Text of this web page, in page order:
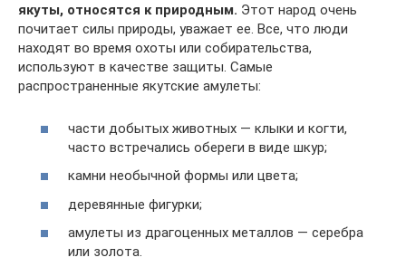
якуты, относятся к природным. Этот народ очень
почитает силы природы, уважает ее. Все, что люди
находят во время охоты или собирательства,
используют в качестве защиты. Самые
распространенные якутские амулеты:
части добытых животных — клыки и когти,
часто встречались обереги в виде шкур;
камни необычной формы или цвета;
деревянные фигурки;
амулеты из драгоценных металлов — серебра
или золота.